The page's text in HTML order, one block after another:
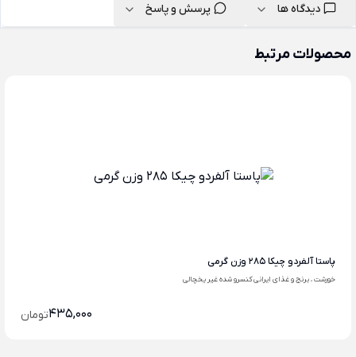
دیدگاه ها پرسش و پاسخ
محصولات مرتبط
پاستا آلفردو چیکا 285 وزن گرمی
خورشت ، برنج و غذای ایرانی کنسرو شده غیر یخچالی
435,000تومان